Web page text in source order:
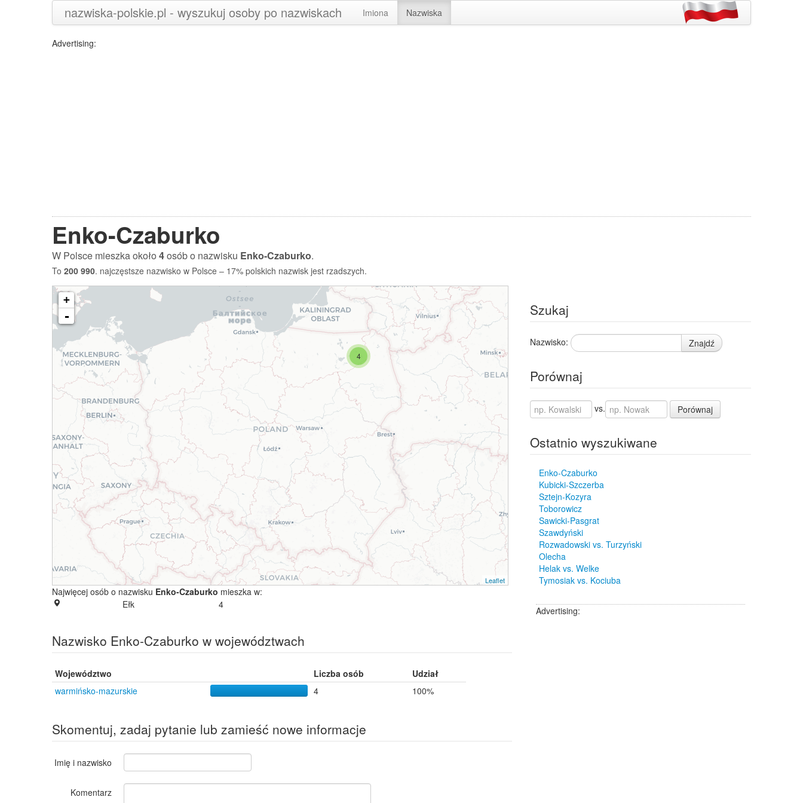
nazwiska-polskie.pl - wyszukuj osoby po nazwiskach Imiona Nazwiska
Advertising:
Enko-Czaburko
W Polsce mieszka około4osób o nazwisku Enko-Czaburko.
To 200 990. najczęstsze nazwisko w Polsce – 17% polskich nazwisk jest rzadszych.
4
+
-
Leaflet
Najwięcej osób o nazwisku Enko-Czaburko mieszka w:
Ełk
4
Nazwisko Enko-Czaburko w województwach
Województwo Liczba osób
Udział
warmińsko-mazurskie
4 100%
Skomentuj, zadaj pytanie lub zamieść nowe informacje
Imię i nazwisko
Komentarz
Szukaj
Nazwisko: Znajdź
Porównaj
vs. Porównaj
Ostatnio wyszukiwane
Enko-Czaburko
Kubicki-Szczerba
Sztejn-Kozyra
Toborowicz
Sawicki-Pasgrat
Szawdyński
Rozwadowski vs. Turzyński
Olecha
Helak vs. Welke
Tymosiak vs. Kociuba
Advertising: